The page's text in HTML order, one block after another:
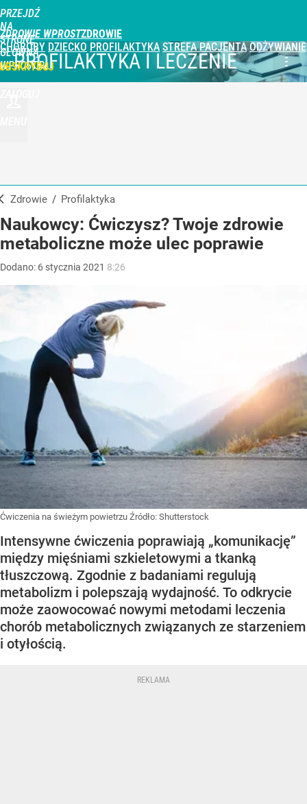
PRZEJDŹ
NA
STRONĘ
GŁÓWNĄ
WPROST.PL
ZDROWIE WPROST
CHOROBY DZIECKO PROFILAKTYKA STREFA PACJENTA ODŻYWIANIE
PROFILAKTYKA I LECZENIE
Zdrowie / Profilaktyka
Naukowcy: Ćwiczysz? Twoje zdrowie
metaboliczne może ulec poprawie
Dodano: 6 stycznia 2021 8:26
Ćwiczenia na świeżym powietrzu Źródło: Shutterstock
Intensywne ćwiczenia poprawiają „komunikację”
między mięśniami szkieletowymi a tkanką
tłuszczową. Zgodnie z badaniami regulują
metabolizm i polepszają wydajność. To odkrycie
może zaowocować nowymi metodami leczenia
chorób metabolicznych związanych ze starzeniem
i otyłością.